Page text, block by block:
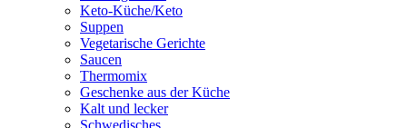
Keto-Küche/Keto
Suppen
Vegetarische Gerichte
Saucen
Thermomix
Geschenke aus der Küche
Kalt und lecker
Schwedisches